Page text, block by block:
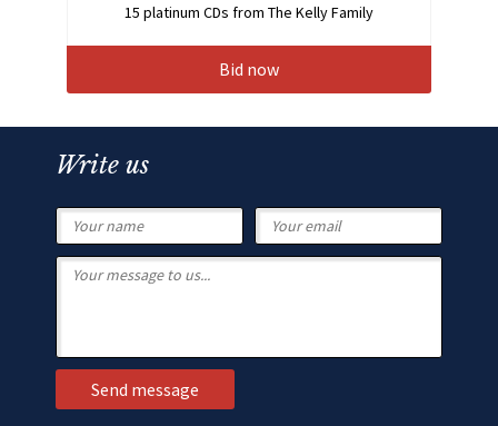
15 platinum CDs from The Kelly Family
Bid now
Write us